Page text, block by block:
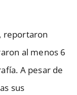
reportaron
al menos 6
A pesar de
sus